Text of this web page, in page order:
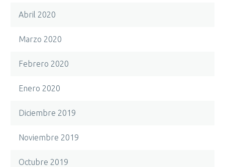
Abril 2020
Marzo 2020
Febrero 2020
Enero 2020
Diciembre 2019
Noviembre 2019
Octubre 2019